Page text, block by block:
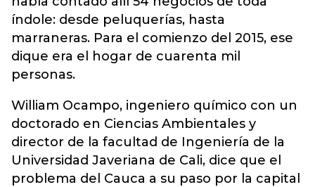
índole: desde peluquerías, hasta
marraneras. Para el comienzo del 2015, ese
dique era el hogar de cuarenta mil
personas.
William Ocampo, ingeniero químico con un
doctorado en Ciencias Ambientales y
director de la facultad de Ingeniería de la
Universidad Javeriana de Cali, dice que el
problema del Cauca a su paso por la capital